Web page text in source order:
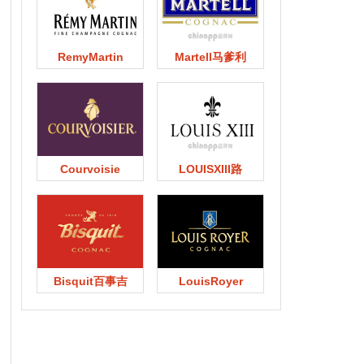
RemyMartin Martell马爹利
Courvoisie LOUISXIII路
Bisquit百事吉 LouisRoyer